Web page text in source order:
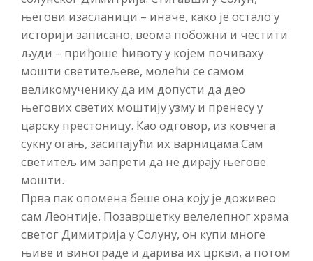
његови изасланици – иначе, како је остало у
историји записано, веома побожни и честити
људи – приђоше ћивоту у којем почиваху
мошти светитељеве, молећи се самом
великомученику да им допусти да део
његових светих моштију узму и пренесу у
царску престоницу. Као одговор, из ковчега
сукну огањ, засипајући их варницама.Сам
светитељ им запрети да не дирају његове
мошти.
Прва пак опомена беше она коју је доживео
сам Леонтије. Позавршетку велелепног храма
светог Димитрија у Солуну, он купи многе
њиве и винограде и дарива их цркви, а потом